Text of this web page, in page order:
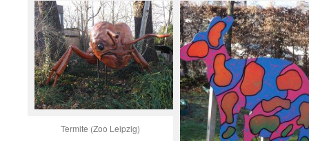
Termite (Zoo Leipzig)